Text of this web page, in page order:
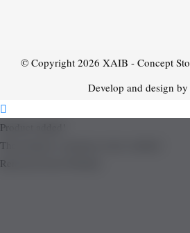
© Copyright 2026 XAIB - Concept
Develop and design
Product added!
The product is already in the wishlist!
Removed from Wishlist